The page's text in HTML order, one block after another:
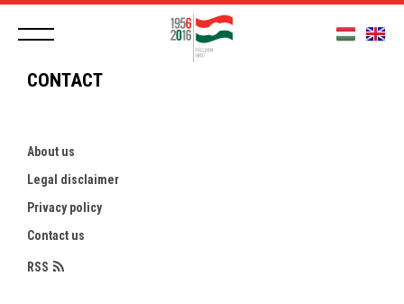
CONTACT
About us
Legal disclaimer
Privacy policy
Contact us
RSS